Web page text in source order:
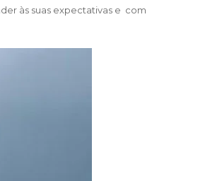
às suas expectativas e com